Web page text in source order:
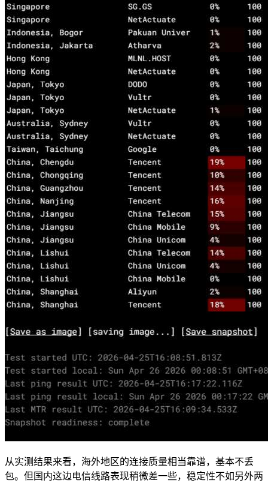
从实测结果来看，海外地区的连接质量相当靠谱，基本不丢
包。但国内这边电信线路表现稍微差一些，稳定性不如另外两